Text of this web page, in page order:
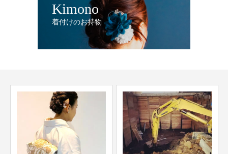
Kimono
着付けのお持物